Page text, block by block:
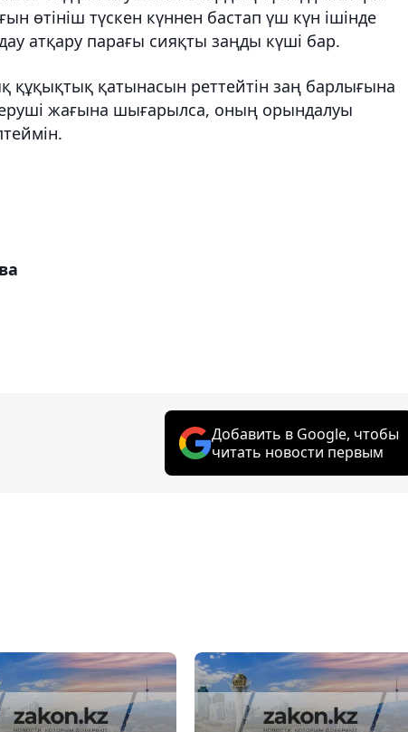
өтініш түскен күннен бастап үш күн ішінде
атқару парағы сияқты заңды күші бар.
құқықтық қатынасын реттейтін заң барлығына
жағына шығарылса, оның орындалуы
Добавить в Google, чтобы
читать новости первым